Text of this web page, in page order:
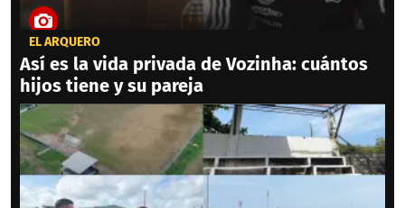
EL ARQUERO
Así es la vida privada de Vozinha: cuántos
hijos tiene y su pareja